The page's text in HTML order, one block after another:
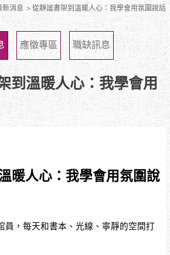
新消息 從靜謐書架到溫暖人心：我學會用氛圍說話
應徵專區 職缺訊息
到溫暖人心：我學會用
暖人心：我學會用氛圍說
員，每天和書本、光線、寧靜的空間打